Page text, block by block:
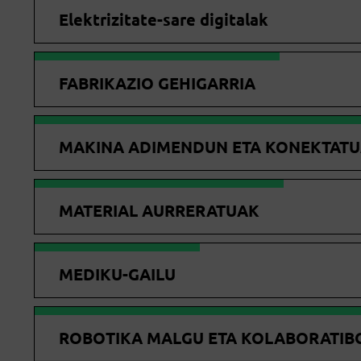
Elektrizitate-sare digitalak
FABRIKAZIO GEHIGARRIA
MAKINA ADIMENDUN ETA
MATERIAL AURRERATUAK
MEDIKU-GAILU
ROBOTIKA MALGU ETA